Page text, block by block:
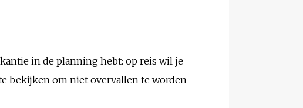
in de planning hebt: op reis wil je
bekijken om niet overvallen te worden